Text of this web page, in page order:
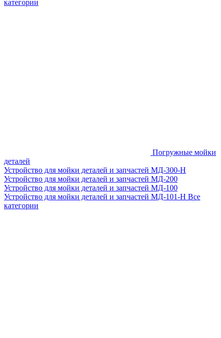
категории
Погружные мойки
деталей
Устройство для мойки деталей и запчастей МД-300-H
Устройство для мойки деталей и запчастей МД-200
Устройство для мойки деталей и запчастей МД-100
Устройство для мойки деталей и запчастей МД-101-Н Все
категории